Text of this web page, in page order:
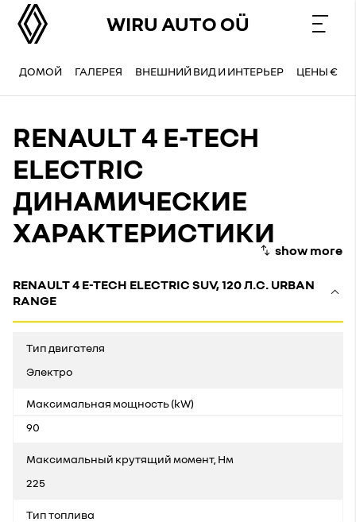
WIRU AUTO OÜ
ДОМОЙ ГАЛЕРЕЯ ВНЕШНИЙ ВИД И ИНТЕРЬЕР ЦЕНЫ €
RENAULT 4 E-TECH
ELECTRIC
ДИНАМИЧЕСКИЕ
ХАРАКТЕРИСТИКИ
RENAULT 4 E-TECH ELECTRIC SUV, 120 Л.С. URBAN
RANGE
Тип двигателя
Электро
Максимальная мощность (kW)
90
Максимальный крутящий момент, Нм
225
Тип топлива